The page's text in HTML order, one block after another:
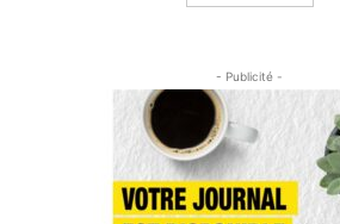
- Publicité -